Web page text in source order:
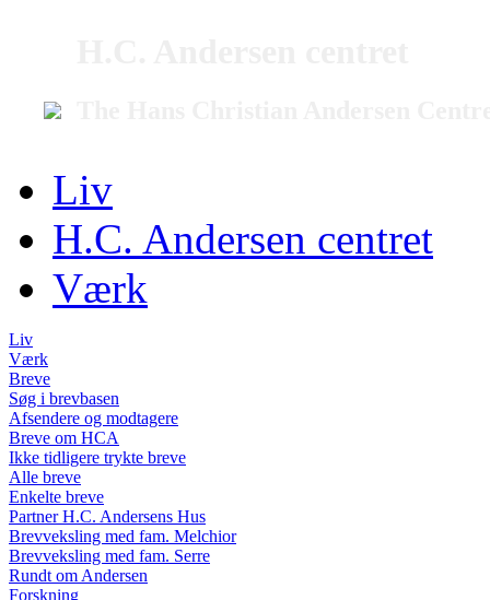
Liv
H.C. Andersen centret
Værk
Liv
Værk
Breve
Søg i brevbasen
Afsendere og modtagere
Breve om HCA
Ikke tidligere trykte breve
Alle breve
Enkelte breve
Partner H.C. Andersens Hus
Brevveksling med fam. Melchior
Brevveksling med fam. Serre
Rundt om Andersen
Forskning